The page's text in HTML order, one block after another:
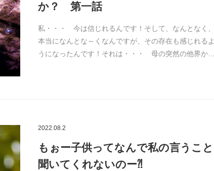
か？ 第一話
私・・・ 今は信じれるんです！そして、なんとなく、
本当になんとな～くなんですが、その存在も感じれるよ
うになったんです！それは・・・ 母の突然の他界か…
2022.08.2
もぉー子供ってなんで私の言うこと
聞いてくれないのー⁈